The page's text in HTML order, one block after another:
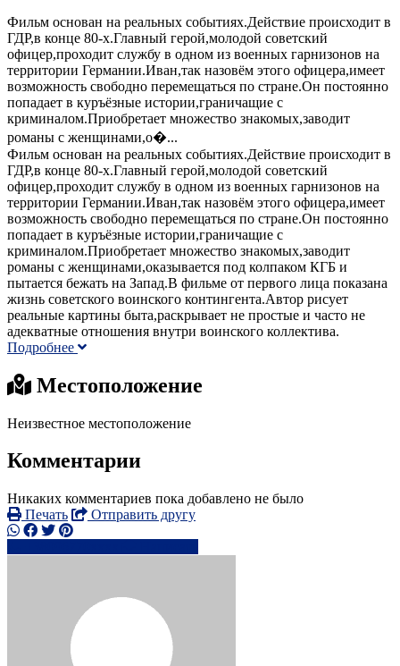
Фильм основан на реальных событиях.Действие происходит в
ГДР,в конце 80-х.Главный герой,молодой советский
офицер,проходит службу в одном из военных гарнизонов на
территории Германии.Иван,так назовём этого офицера,имеет
возможность свободно перемещаться по стране.Он постоянно
попадает в куръёзные истории,граничащие с
криминалом.Приобретает множество знакомых,заводит
романы с женщинами,о�...
Фильм основан на реальных событиях.Действие происходит в
ГДР,в конце 80-х.Главный герой,молодой советский
офицер,проходит службу в одном из военных гарнизонов на
территории Германии.Иван,так назовём этого офицера,имеет
возможность свободно перемещаться по стране.Он постоянно
попадает в куръёзные истории,граничащие с
криминалом.Приобретает множество знакомых,заводит
романы с женщинами,оказывается под колпаком КГБ и
пытается бежать на Запад.В фильме от первого лица показана
жизнь советского воинского контингента.Автор рисует
реальные картины быта,раскрывает не простые и часто не
адекватные отношения внутри воинского коллектива.
Подробнее
Местоположение
Неизвестное местоположение
Комментарии
Никаких комментариев пока добавлено не было
Печать
Отправить другу